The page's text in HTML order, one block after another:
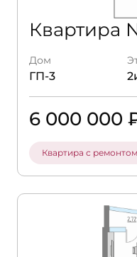
Квартира
Дом
ГП-3
6 000 000
Квартира с ремонтом